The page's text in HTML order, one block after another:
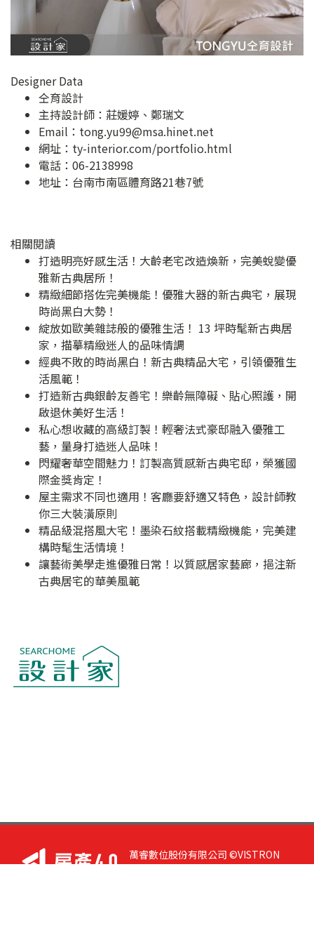
Designer Data
仝育設計
主持設計師：莊媛婷、鄭瑞文
Email： tong.yu99@msa.hinet.net
網址： ty-interior.com/portfolio.html
電話：06-2138998
地址： 台南市南區體育路21巷7號
相關閱讀
打造明亮好感生活！大齡老宅改造煥新，完美蛻變優
雅新古典居所！
精緻細節搭佐完美機能！優雅大器的新古典宅，展現
時尚黑白大勢！
綻放如歐美雜誌般的優雅生活！ 13 坪時髦新古典居
家，描摹精緻迷人的品味情調
經典不敗的時尚黑白！新古典精品大宅，引領優雅生
活風範！
打造新古典銀齡友善宅！樂齡無障礙、貼心照護，開
啟退休美好生活！
私心想收藏的高級訂製！輕奢法式豪邸融入優雅工
藝，量身打造迷人品味！
閃耀奢華空間魅力！訂製高質感新古典宅邸，榮獲國
際金獎肯定！
屋主需求不同也適用！客廳要舒適又特色，設計師教
你三大裝潢原則
精品級混搭風大宅！墨染石紋搭載精緻機能，完美建
構時髦生活情境！
讓藝術美學走進優雅日常！以質感居家藝廊，挹注新
古典居宅的華美風範
萬睿數位股份有限公司 ©VISTRON
DIGITAL All Right Reserved. 若您有任